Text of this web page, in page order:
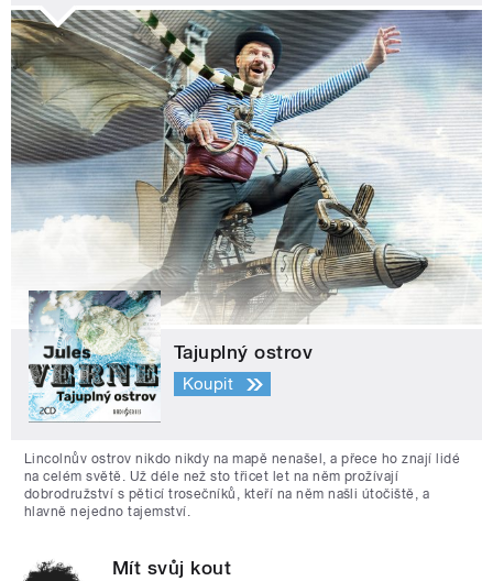
Tajuplný ostrov
Koupit
Lincolnův ostrov nikdo nikdy na mapě nenašel, a přece ho znají lidé
na celém světě. Už déle než sto třicet let na něm prožívají
dobrodružství s pěticí trosečníků, kteří na něm našli útočiště, a
hlavně nejedno tajemství.
Mít svůj kout